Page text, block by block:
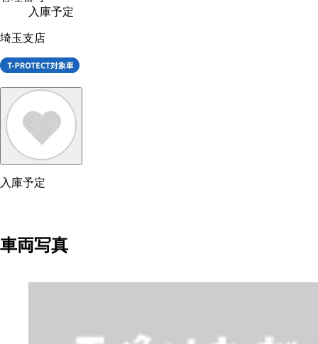
入庫予定
埼玉支店
入庫予定
車両写真